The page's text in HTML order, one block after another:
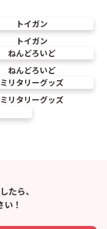
トイガン
トイガン
ねんどろいど
ねんどろいど
ミリタリーグッズ
ミリタリーグッズ
たら、
！